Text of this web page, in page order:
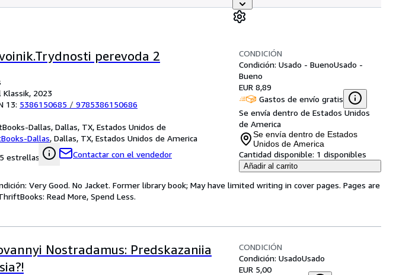
perevoda 2
Klassik, 2023
13: 5386150685 / 9785386150686
Dallas, Dallas, TX, Estados Unidos de
Dallas, Dallas, TX, Estados Unidos de America
estrellas
Contactar con el vendedor
CONDICIÓN
Condición: Usado - BuenoUsado -
Bueno
EUR 8,89
Gastos de envío gratis
Se envía dentro de Estados Unidos
de America
Se envía dentro de Estados
Unidos de America
Cantidad disponible: 1 disponibles
Añadir al carrito
Very Good. No Jacket. Former library book; May have limited writing in cover pages. Pages are
Read More, Spend Less.
Nostradamus: Predskazaniia
CONDICIÓN
Condición: UsadoUsado
EUR 5,00